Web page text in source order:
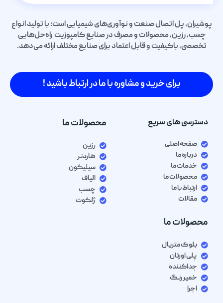
پوشیران، پل اتصال صنعت و نوآوری‌های شیمیایی است؛ با تولید انواع
چسب، رزین، محصولات و مصرف در صنایع کامپوزیت راه‌حل‌هایی
تخصصی، باکیفیت و قابل اعتماد برای صنایع مختلف ارائه می‌دهد.
برای خرید و مشاوره با ما در ارتباط باشید !
دسترسی های سریع
صفحه اصلی
درباره ما
خدمات ما
محصولات ما
ارتباط با ما
مقالات
محصولات ما
رزین
هاردنر
سیلیکون
الیاف
چسب
ژلکوت
محصولات ما
بلوک متریال
پلی اورتان
جداکننده
خمیر رنگ
اجرا